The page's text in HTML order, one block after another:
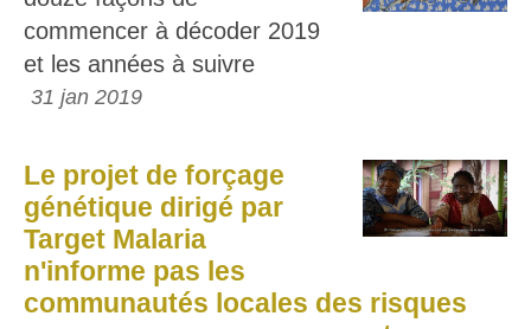
commencer à décoder 2019
et les années à suivre
31 jan 2019
Le projet de forçage
génétique dirigé par
Target Malaria
n'informe pas les
communautés locales des risques